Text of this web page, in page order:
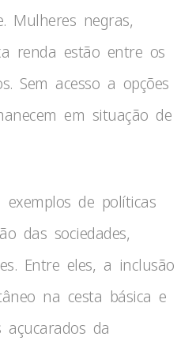
Mulheres negras,
renda estão entre os
Sem acesso a opções
em situação de
de políticas
das sociedades,
Entre eles, a inclusão
na cesta básica e
da